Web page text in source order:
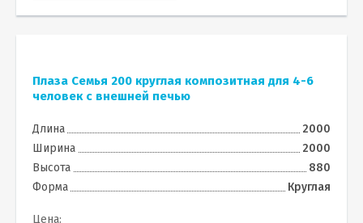
Плаза Семья 200 круглая композитная для 4-6
человек с внешней печью
Длина
2000
Ширина
2000
Высота
880
Форма
Круглая
Цена: